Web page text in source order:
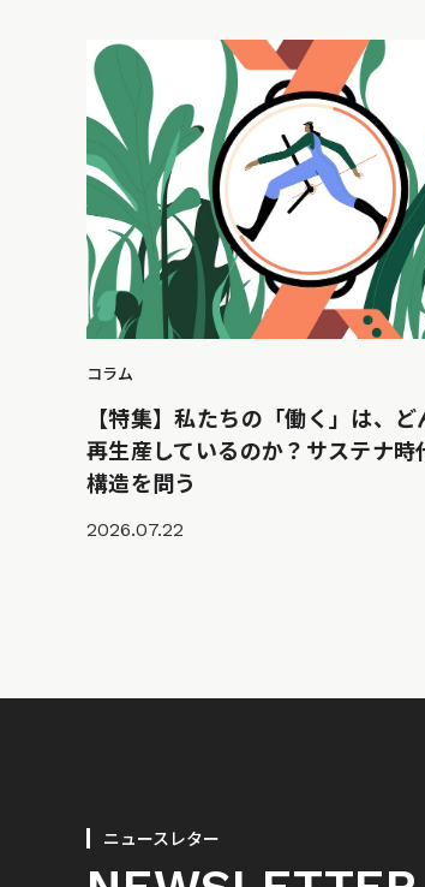
コラム
【特集】私たちの「働く」は、ど
再生産しているのか？サステナ時
構造を問う
2026.07.22
ニュースレター